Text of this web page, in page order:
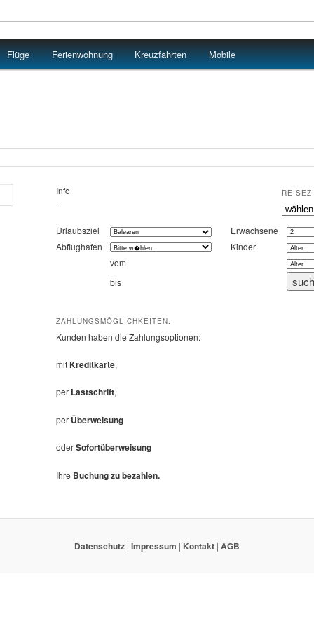
Flüge Ferienwohnung Kreuzfahrten Mobile
Info
.
Urlaubsziel
Erwachsene
Abflughafen
Kinder
vom
bis
ZAHLUNGSMÖGLICHKEITEN:
Kunden haben die Zahlungsoptionen:
mitKreditkarte,
per Lastschrift,
per Überweisung
oderSofortüberweisung
Ihre Buchung zu bezahlen.
Datenschutz | Impressum | Kontakt | AGB